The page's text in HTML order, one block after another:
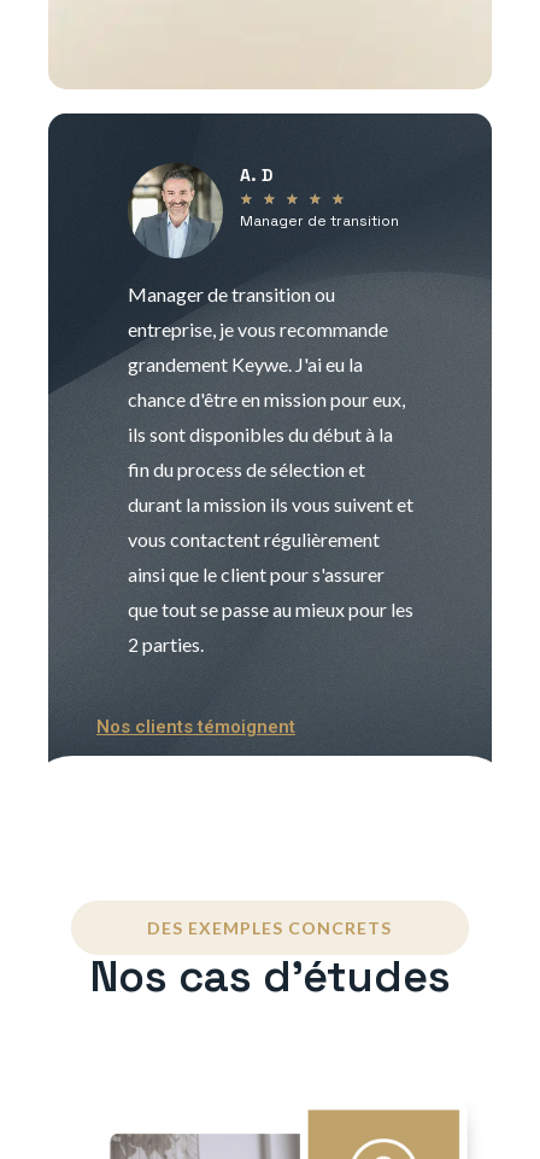
A. D
★ ★ ★ ★ ★
Manager de transition
Manager de transition ou
entreprise, je vous recommande
grandement Keywe. J'ai eu la
chance d'être en mission pour eux,
ils sont disponibles du début à la
fin du process de sélection et
durant la mission ils vous suivent et
vous contactent régulièrement
ainsi que le client pour s'assurer
que tout se passe au mieux pour les
2 parties.
Nos clients témoignent
DES EXEMPLES CONCRETS
Nos cas d'études